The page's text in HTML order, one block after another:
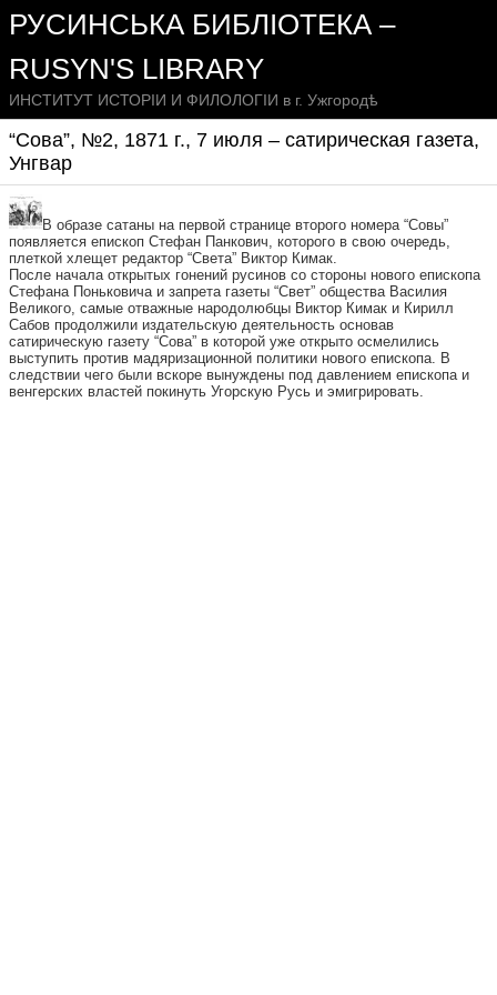
РУСИНСЬКА БИБЛІОТЕКА –
RUSYN'S LIBRARY
ИНСТИТУТ ИСТОРІИ И ФИЛОЛОГІИ в г. Ужгородѣ
“Сова”, №2, 1871 г., 7 июля – сатирическая газета,
Унгвар
В образе сатаны на первой странице второго номера “Совы”
появляется епископ Стефан Панкович, которого в свою очередь,
плеткой хлещет редактор “Света” Виктор Кимак.
После начала открытых гонений русинов со стороны нового епископа
Стефана Поньковича и запрета газеты “Свет” общества Василия
Великого, самые отважные народолюбцы Виктор Кимак и Кирилл
Сабов продолжили издательскую деятельность основав
сатирическую газету “Сова” в которой уже открыто осмелились
выступить против мадяризационной политики нового епископа. В
следствии чего были вскоре вынуждены под давлением епископа и
венгерских властей покинуть Угорскую Русь и эмигрировать.